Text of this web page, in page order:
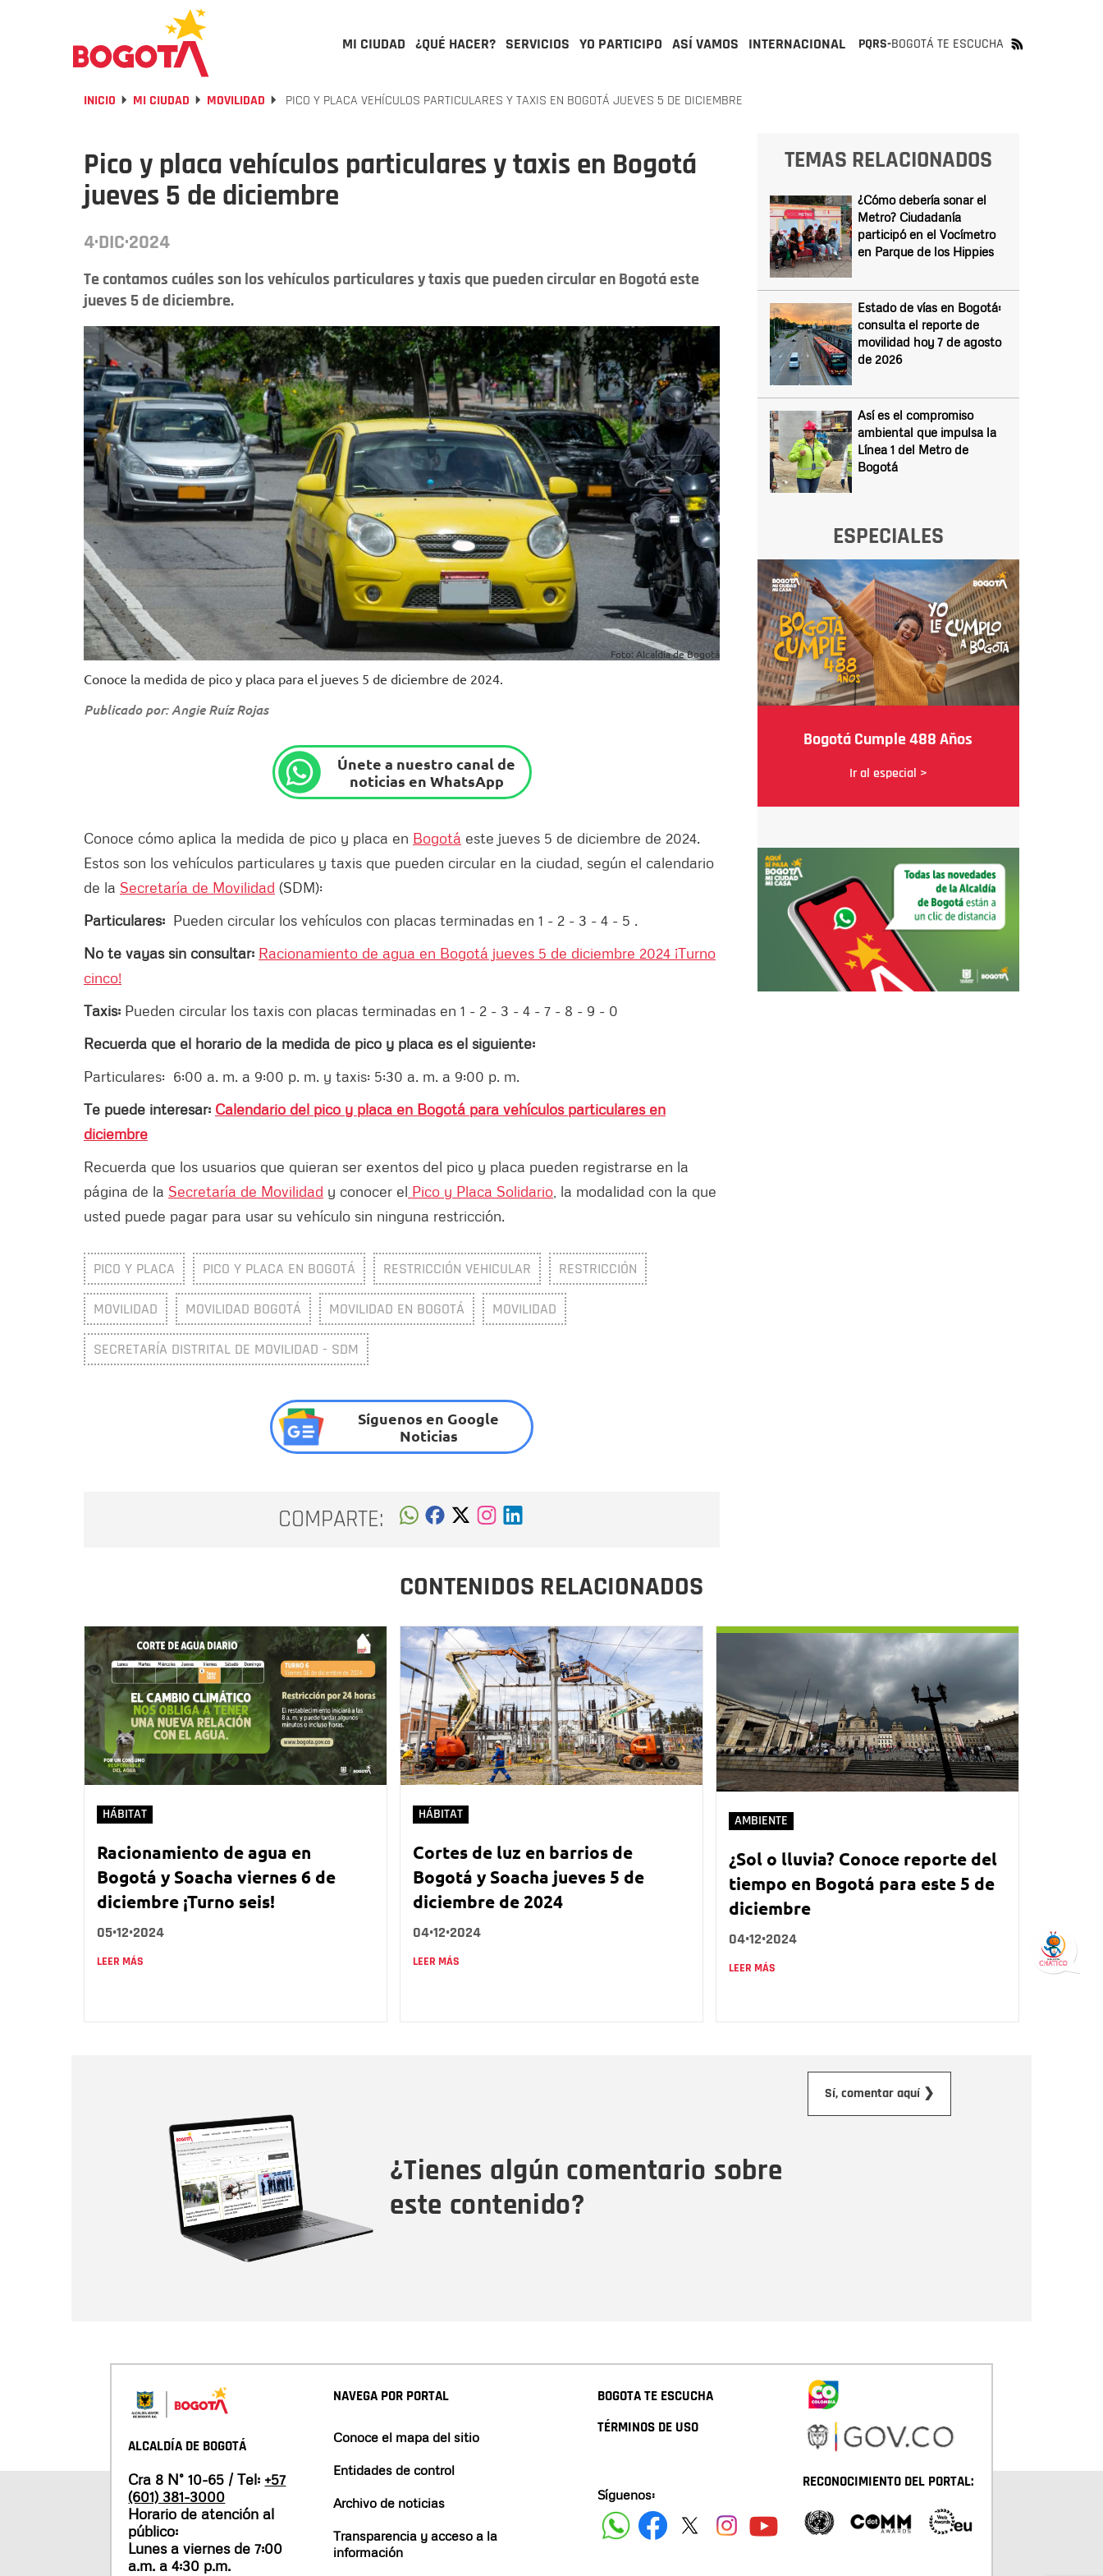
MI CIUDAD ¿QUÉ HACER? SERVICIOS YO PARTICIPO ASÍ VAMOS INTERNACIONAL PQRS-BOGOTÁ TE ESCUCHA
INICIO MI CIUDAD MOVILIDAD PICO Y PLACA VEHÍCULOS PARTICULARES Y TAXIS EN BOGOTÁ JUEVES 5 DE DICIEMBRE
Pico y placa vehículos particulares y taxis en Bogotá
jueves 5 de diciembre
4·DIC·2024
Te contamos cuáles son los vehículos particulares y taxis que pueden circular en Bogotá este
jueves 5 de diciembre.
Foto: Alcaldía de Bogotá
Conoce la medida de pico y placa para el jueves 5 de diciembre de 2024.
Publicado por: Angie Ruíz Rojas
Únete a nuestro canal de
noticias en WhatsApp
Conoce cómo aplica la medida de pico y placa en Bogotá este jueves 5 de diciembre de 2024.
Estos son los vehículos particulares y taxis que pueden circular en la ciudad, según el calendario
de la Secretaría de Movilidad (SDM):
Particulares: Pueden circular los vehículos con placas terminadas en 1 - 2 - 3 - 4 - 5 .
No te vayas sin consultar: Racionamiento de agua en Bogotá jueves 5 de diciembre 2024 ¡Turno
cinco!
Taxis: Pueden circular los taxis con placas terminadas en 1 - 2 - 3 - 4 - 7 - 8 - 9 - 0
Recuerda que el horario de la medida de pico y placa es el siguiente:
Particulares: 6:00 a. m. a 9:00 p. m. y taxis: 5:30 a. m. a 9:00 p. m.
Te puede interesar: Calendario del pico y placa en Bogotá para vehículos particulares en
diciembre
Recuerda que los usuarios que quieran ser exentos del pico y placa pueden registrarse en la
página de la Secretaría de Movilidad y conocer el Pico y Placa Solidario , la modalidad con la que
usted puede pagar para usar su vehículo sin ninguna restricción.
PICO Y PLACA PICO Y PLACA EN BOGOTÁ RESTRICCIÓN VEHICULAR RESTRICCIÓN
MOVILIDAD MOVILIDAD BOGOTÁ MOVILIDAD EN BOGOTÁ MOVILIDAD
SECRETARÍA DISTRITAL DE MOVILIDAD - SDM
Síguenos en Google
Noticias
COMPARTE:
TEMAS RELACIONADOS
¿Cómo debería sonar el
Metro? Ciudadanía
participó en el Vocímetro
en Parque de los Hippies
Estado de vías en Bogotá:
consulta el reporte de
movilidad hoy 7 de agosto
de 2026
Así es el compromiso
ambiental que impulsa la
Línea 1 del Metro de
Bogotá
ESPECIALES
Bogotá Cumple 488 Años
Ir al especial >
CONTENIDOS RELACIONADOS
HÁBITAT
Racionamiento de agua en
Bogotá y Soacha viernes 6 de
diciembre ¡Turno seis!
05•12•2024
LEER MÁS
HÁBITAT
Cortes de luz en barrios de
Bogotá y Soacha jueves 5 de
diciembre de 2024
04•12•2024
LEER MÁS
AMBIENTE
¿Sol o lluvia? Conoce reporte del
tiempo en Bogotá para este 5 de
diciembre
04•12•2024
LEER MÁS
¿Tienes algún comentario sobre
este contenido?
Sí, comentar aquí ❯
ALCALDÍA DE BOGOTÁ
Cra 8 N° 10-65 / Tel: +57
(601) 381-3000
Horario de atención al
público:
Lunes a viernes de 7:00
a.m. a 4:30 p.m.
NAVEGA POR PORTAL
Conoce el mapa del sitio
Entidades de control
Archivo de noticias
Transparencia y acceso a la
información
BOGOTA TE ESCUCHA
TÉRMINOS DE USO
Síguenos:
RECONOCIMIENTO DEL PORTAL: